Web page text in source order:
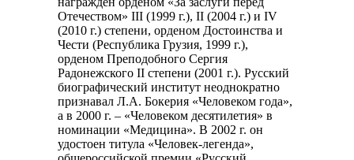
Отечеством» III (1999 г.), II (2004 г.) и IV
(2010 г.) степени, орденом Достоинства и
Чести (Республика Грузия, 1999 г.),
орденом Преподобного Сергия
Радонежского II степени (2001 г.). Русский
биографический институт неоднократно
признавал Л.А. Бокерия «Человеком года»,
а в 2000 г. – «Человеком десятилетия» в
номинации «Медицина». В 2002 г. он
удостоен титула «Человек-легенда»,